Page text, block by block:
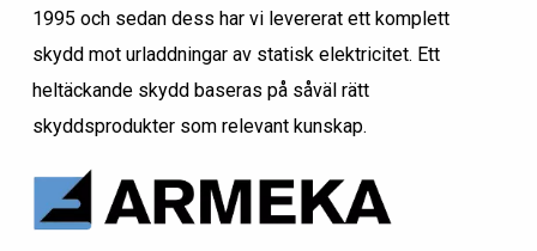
1995 och sedan dess har vi levererat ett komplett
skydd mot urladdningar av statisk elektricitet. Ett
heltäckande skydd baseras på såväl rätt
skyddsprodukter som relevant kunskap.